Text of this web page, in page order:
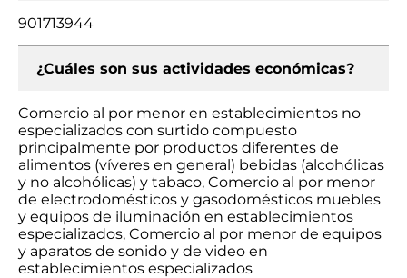
901713944
¿Cuáles son sus actividades económicas?
Comercio al por menor en establecimientos no
especializados con surtido compuesto
principalmente por productos diferentes de
alimentos (víveres en general) bebidas (alcohólicas
y no alcohólicas) y tabaco, Comercio al por menor
de electrodomésticos y gasodomésticos muebles
y equipos de iluminación en establecimientos
especializados, Comercio al por menor de equipos
y aparatos de sonido y de video en
establecimientos especializados